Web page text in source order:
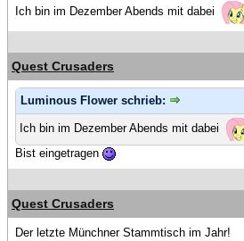
Ich bin im Dezember Abends mit dabei
Quest Crusaders
Luminous Flower schrieb:
Ich bin im Dezember Abends mit dabei
Bist eingetragen
Quest Crusaders
Der letzte Münchner Stammtisch im Jahr!